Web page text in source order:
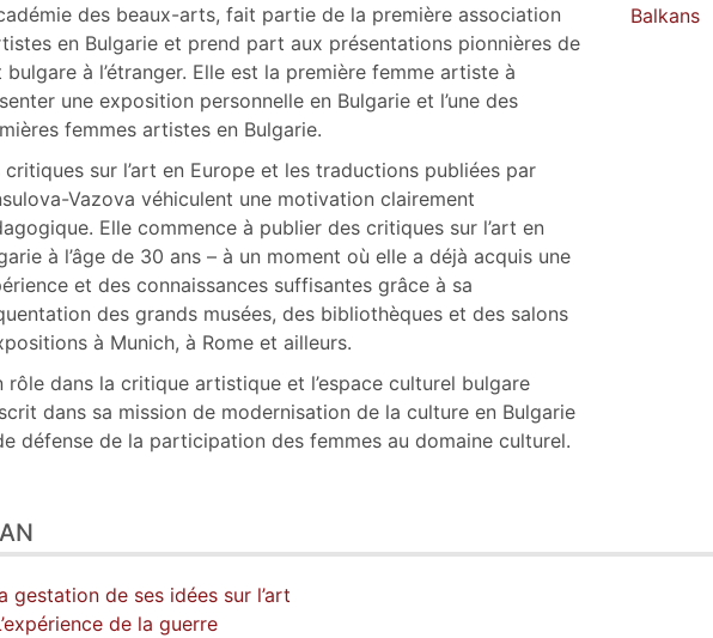
des beaux-arts, fait partie de la première association
en Bulgarie et prend part aux présentations pionnières de
bulgare à l’étranger. Elle est la première femme artiste à
une exposition personnelle en Bulgarie et l’une des
femmes artistes en Bulgarie.
critiques sur l’art en Europe et les traductions publiées par
Vazova véhiculent une motivation clairement
Elle commence à publier des critiques sur l’art en
à l’âge de 30 ans – à un moment où elle a déjà acquis une
et des connaissances suffisantes grâce à sa
des grands musées, des bibliothèques et des salons
à Munich, à Rome et ailleurs.
rôle dans la critique artistique et l’espace culturel bulgare
dans sa mission de modernisation de la culture en Bulgarie
défense de la participation des femmes au domaine culturel.
Balkans
gestation de ses idées sur l’art
de la guerre